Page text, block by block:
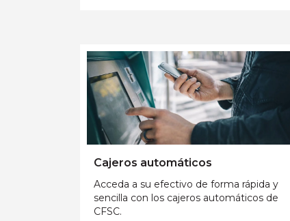
Cajeros automáticos
Acceda a su efectivo de forma rápida y
sencilla con los cajeros automáticos de
CFSC.